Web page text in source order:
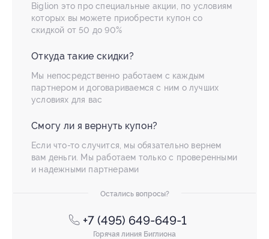
Biglion это про специальные акции, по условиям
которых вы можете приобрести купон со
скидкой от 50 до 90%
Откуда такие скидки?
Мы непосредственно работаем с каждым
партнером и договариваемся с ним о лучших
условиях для вас
Смогу ли я вернуть купон?
Если что-то случится, мы обязательно вернем
вам деньги. Мы работаем только с проверенными
и надежными партнерами
Остались вопросы?
+7 (495) 649-649-1
Горячая линия Биглиона